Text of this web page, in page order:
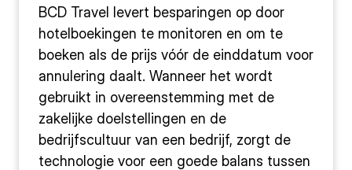
BCD Travel levert besparingen op door
hotelboekingen te monitoren en om te
boeken als de prijs vóór de einddatum voor
annulering daalt. Wanneer het wordt
gebruikt in overeenstemming met de
zakelijke doelstellingen en de
bedrijfscultuur van een bedrijf, zorgt de
technologie voor een goede balans tussen